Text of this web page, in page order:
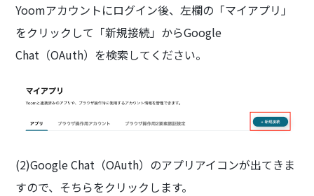
Yoomアカウントにログイン後、左欄の「マイアプリ」
をクリックして「新規接続」からGoogle
Chat（OAuth）を検索してください。
(2)Google Chat（OAuth）のアプリアイコンが出てきま
すので、そちらをクリックします。